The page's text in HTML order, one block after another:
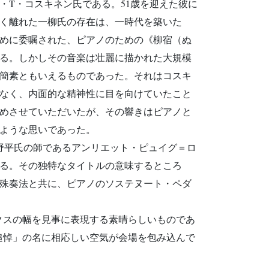
T・コスキネン氏である。51歳を迎えた彼に
離れた一柳氏の存在は、一時代を築いた
に委嘱された、ピアノのための《柳宿（ぬ
。しかしその音楽は壮麗に描かれた大規模
素ともいえるものであった。それはコスキ
く、内面的な精神性に目を向けていたこと
させていただいたが、その響きはピアノと
うな思いであった。
氏の師であるアンリエット・ピュイグ＝ロ
。その独特なタイトルの意味するところ
奏法と共に、ピアノのソステヌート・ペダ
の幅を見事に表現する素晴らしいものであ
」の名に相応しい空気が会場を包み込んで